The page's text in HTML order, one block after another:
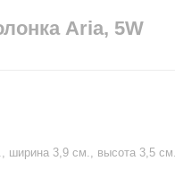
Aria, 5W
ширина 3,9 см., высота 3,5